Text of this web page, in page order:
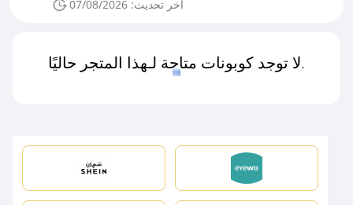
اخر تحديث: 07/08/2026
لا توجد كوبونات متاحة لـهذا المتجر حاليًا.